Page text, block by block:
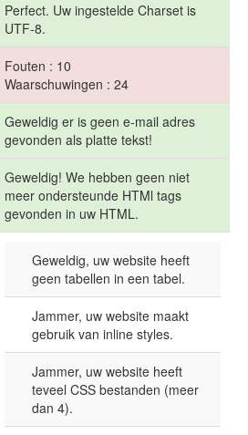
Perfect. Uw ingestelde Charset is
UTF-8.
Fouten : 10
Waarschuwingen : 24
Geweldig er is geen e-mail adres
gevonden als platte tekst!
Geweldig! We hebben geen niet
meer ondersteunde HTMl tags
gevonden in uw HTML.
Geweldig, uw website heeft
geen tabellen in een tabel.
Jammer, uw website maakt
gebruik van inline styles.
Jammer, uw website heeft
teveel CSS bestanden (meer
dan 4).